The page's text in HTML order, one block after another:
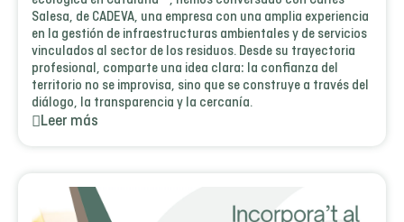
Salesa, de CADEVA, una empresa con una amplia experiencia
en la gestión de infraestructuras ambientales y de servicios
vinculados al sector de los residuos. Desde su trayectoria
profesional, comparte una idea clara: la confianza del
territorio no se improvisa, sino que se construye a través del
diálogo, la transparencia y la cercanía.
Leer más